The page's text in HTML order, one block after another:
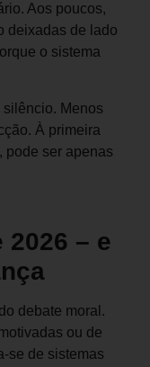
Aos poucos,
deixadas de lado
o sistema
Menos
À primeira
pode ser apenas
– e
debate moral.
ou de
se de sistemas